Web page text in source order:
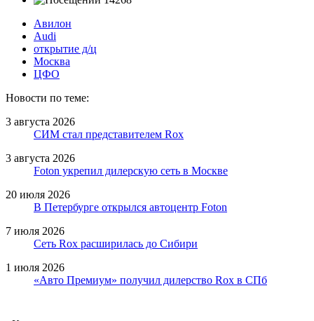
Авилон
Audi
открытие д/ц
Москва
ЦФО
Новости по теме:
3 августа 2026
СИМ стал представителем Rox
3 августа 2026
Foton укрепил дилерскую сеть в Москве
20 июля 2026
В Петербурге открылся автоцентр Foton
7 июля 2026
Сеть Rox расширилась до Сибири
1 июля 2026
«Авто Премиум» получил дилерство Rox в СПб